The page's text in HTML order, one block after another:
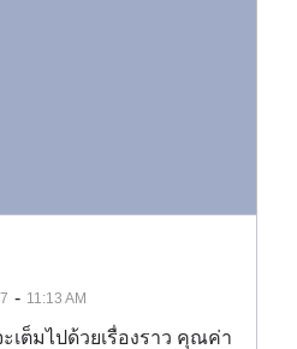
- 11:13 AM
ะเต็มไปด้วยเรื่องราว คุณค่า